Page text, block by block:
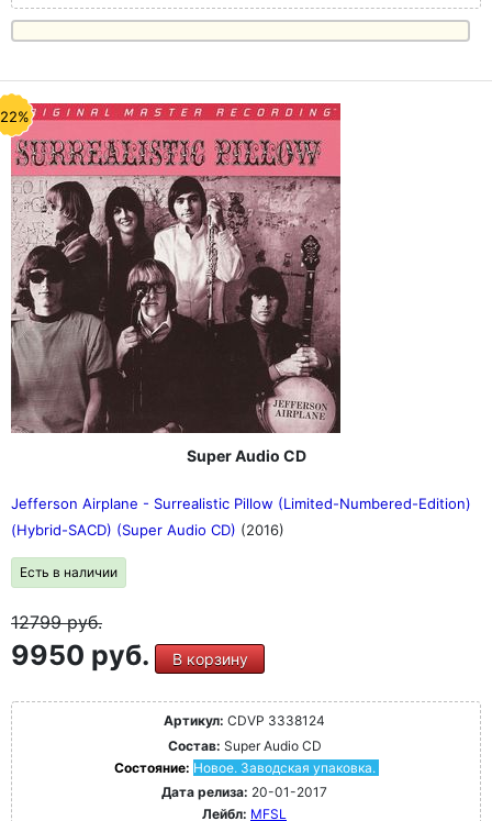
Super Audio CD
Jefferson Airplane - Surrealistic Pillow (Limited-Numbered-Edition)
(Hybrid-SACD) (Super Audio CD) (2016)
Есть в наличии
12799руб.
9950 руб. В корзину
Артикул: CDVP 3338124
Состав: Super Audio CD
Состояние: Новое. Заводская упаковка.
Дата релиза: 20-01-2017
Лейбл: MFSL